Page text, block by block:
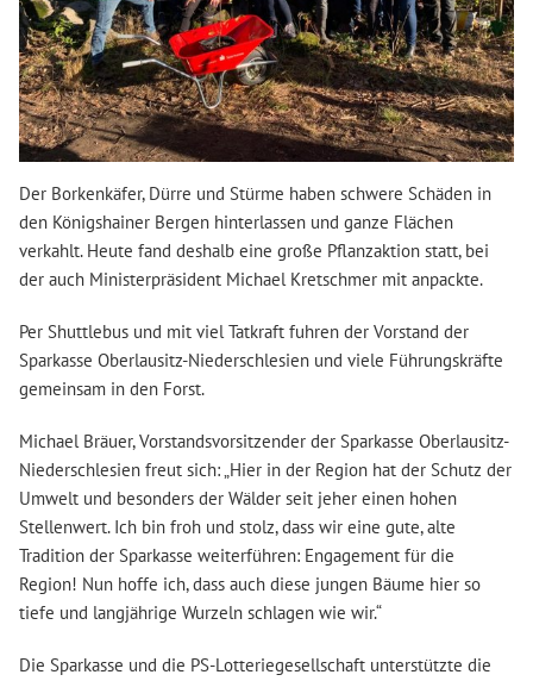
Der Borkenkäfer, Dürre und Stürme haben schwere Schäden in
den Königshainer Bergen hinterlassen und ganze Flächen
verkahlt. Heute fand deshalb eine große Pflanzaktion statt, bei
der auch Ministerpräsident Michael Kretschmer mit anpackte.
Per Shuttlebus und mit viel Tatkraft fuhren der Vorstand der
Sparkasse Oberlausitz-Niederschlesien und viele Führungskräfte
gemeinsam in den Forst.
Michael Bräuer, Vorstandsvorsitzender der Sparkasse Oberlausitz-
Niederschlesien freut sich: „Hier in der Region hat der Schutz der
Umwelt und besonders der Wälder seit jeher einen hohen
Stellenwert. Ich bin froh und stolz, dass wir eine gute, alte
Tradition der Sparkasse weiterführen: Engagement für die
Region! Nun hoffe ich, dass auch diese jungen Bäume hier so
tiefe und langjährige Wurzeln schlagen wie wir.“
Die Sparkasse und die PS-Lotteriegesellschaft unterstützte die